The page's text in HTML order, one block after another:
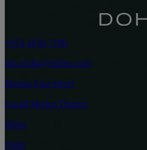
+974 4030 7100
info.doha@raffles.com
Marina East Street
Lusail Marina District
Doha
Qatar